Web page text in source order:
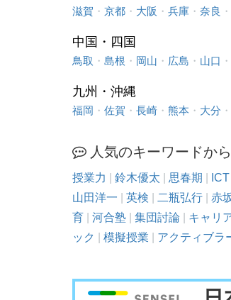
滋賀 ・ 京都 ・ 大阪 ・ 兵庫 ・ 奈良 ・
中国・四国
鳥取 ・ 島根 ・ 岡山 ・ 広島 ・ 山口 ・
九州・沖縄
福岡 ・ 佐賀 ・ 長崎 ・ 熊本 ・ 大分 ・
人気のキーワードか
授業力 鈴木優太 思春期 ICT
山田洋一
英検 二瓶弘行 赤
育
河合塾 集団討論 キャリ
ック
模擬授業 アクティブラ